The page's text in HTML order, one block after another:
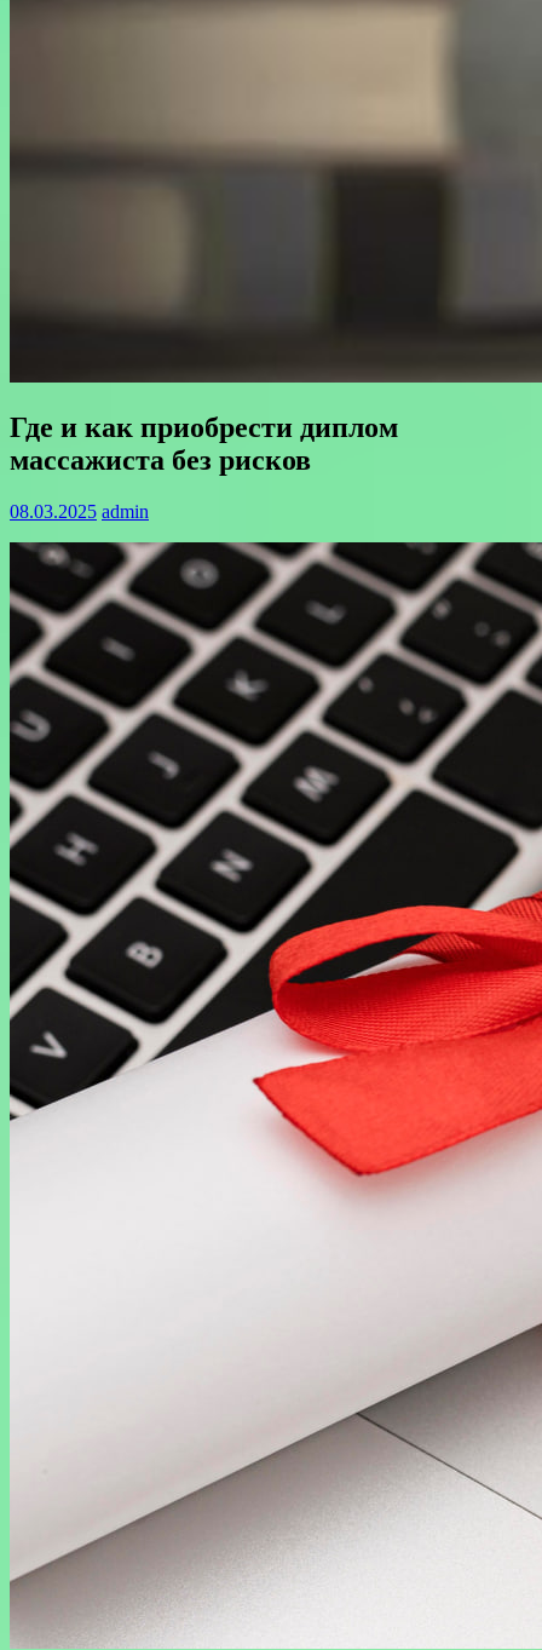
Где и как приобрести диплом
массажиста без рисков
08.03.2025 admin